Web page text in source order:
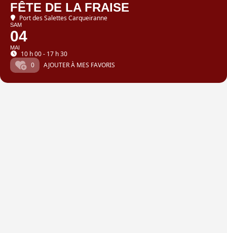
FÊTE DE LA FRAISE
Port des Salettes Carqueiranne
SAM
04
MAI
10 h 00 - 17 h 30
0
AJOUTER À MES FAVORIS